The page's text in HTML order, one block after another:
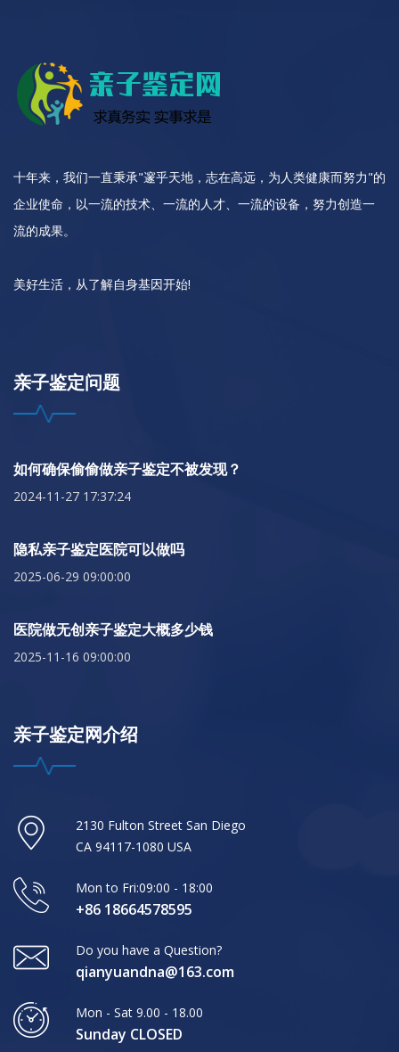
十年来，我们一直秉承"邃乎天地，志在高远，为人类健康而努力"的
企业使命，以一流的技术、一流的人才、一流的设备，努力创造一
流的成果。
美好生活，从了解自身基因开始!
亲子鉴定问题
如何确保偷偷做亲子鉴定不被发现？
2024-11-27 17:37:24
隐私亲子鉴定医院可以做吗
2025-06-29 09:00:00
医院做无创亲子鉴定大概多少钱
2025-11-16 09:00:00
亲子鉴定网介绍
2130 Fulton Street San Diego
CA 94117-1080 USA
Mon to Fri:09:00 - 18:00
+86 18664578595
Do you have a Question?
qianyuandna@163.com
Mon - Sat 9.00 - 18.00
Sunday CLOSED